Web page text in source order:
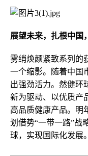
展望未来，扎根中国
雾绡焕颜紧致系列的
一个缩影。随着中国
出强劲活力。然健环
新为驱动、以优质产
高品质健康产品。明
划借势“一带一路”战
球，实现国际化发展。